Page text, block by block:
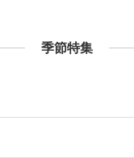
季節特集